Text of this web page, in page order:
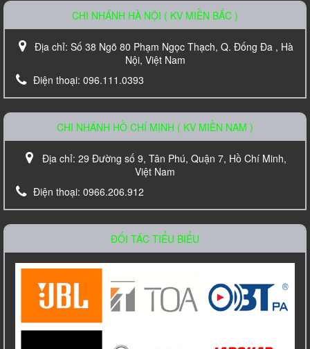
Loa âm trần TOA PC-648R
Liên hệ
Amply Bosch PLE 1ME 120 EU Công Suất
120W
Liên hệ
CHI NHÁNH HÀ NỘI ( KV MIỀN BẮC )
Địa chỉ: Số 38 Ngõ 80 Phạm Ngọc Thạch, Q. Đống Đa , Hà
Nội, Việt Nam
Điện thoại: 096.111.0393
CHI NHÁNH HỒ CHÍ MỊNH ( KV MIỀN NAM )
Địa chỉ: 29 Đường số 9, Tân Phú, Quận 7, Hồ Chí Minh,
Việt Nam
Điện thoại: 0966.206.912
ĐỐI TÁC TIỂU BIỂU